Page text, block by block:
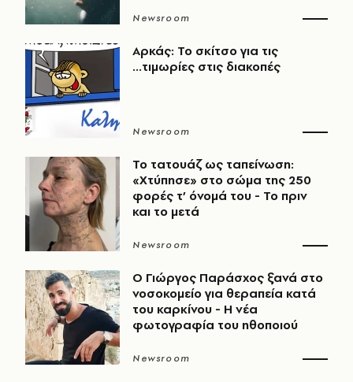
Newsroom
Αρκάς: Το σκίτσο για τις
...τιμωρίες στις διακοπές
Newsroom
Το τατουάζ ως ταπείνωση:
«Χτύπησε» στο σώμα της 250
φορές τ’ όνομά του - Το πριν
και το μετά
Newsroom
O Γιώργος Παράσχος ξανά στο
νοσοκομείο για θεραπεία κατά
του καρκίνου - Η νέα
φωτογραφία του ηθοποιού
Newsroom